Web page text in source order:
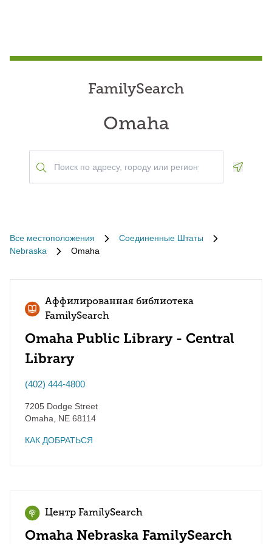
FamilySearch
Omaha
Все местоположения
Соединенные Штаты
Nebraska
Omaha
Аффилированная библиотека
FamilySearch
Omaha Public Library - Central
Library
(402) 444-4800
7205 Dodge Street
Omaha
NE 68114
КАК ДОБРАТЬСЯ
Центр FamilySearch
Omaha Nebraska FamilySearch